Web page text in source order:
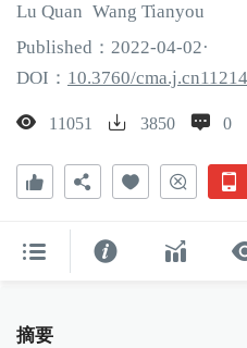
Lu Quan Wang Tianyou
Published： 2022-04-02·
DOI： 10.3760/
11051 3850 0
摘要